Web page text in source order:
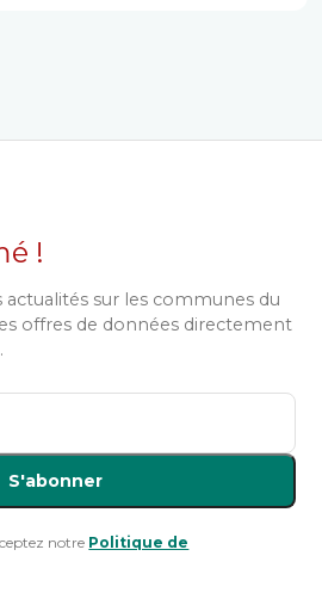
!
actualités sur les communes du
offres de données directement
S'abonner
notre Politique de